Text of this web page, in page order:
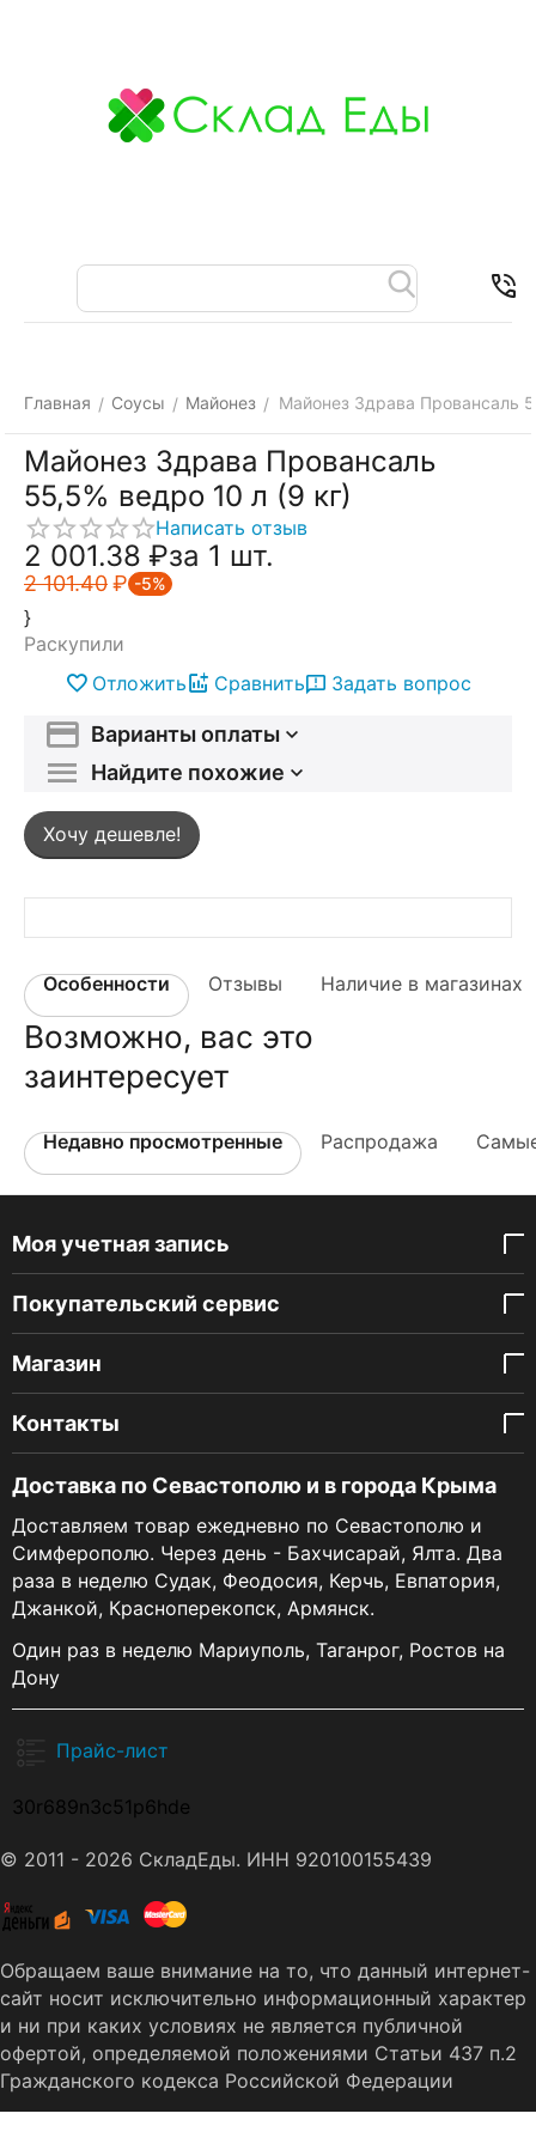
Главная / Соусы / Майонез / Майонез Здрава Провансаль
Майонез Здрава Провансаль
55,5% ведро 10 л (9 кг)
Написать отзыв
2 001.38 ₽за 1 шт.
2 101.40₽ -5%
}
Раскупили
Отложить
Сравнить Задать вопрос
Варианты оплаты
Найдите похожие
Хочу дешевле!
Особенности Отзывы Наличие в магазинах
Возможно, вас это
заинтересует
Недавно просмотренные Распродажа
Моя учетная запись
Покупательский сервис
Магазин
Контакты
Доставка по Севастополю и в города Крыма
Доставляем товар ежедневно по Севастополю и
Симферополю. Через день - Бахчисарай, Ялта. Два
раза в неделю Судак, Феодосия, Керчь, Евпатория,
Джанкой, Красноперекопск, Армянск.
Один раз в неделю Мариуполь, Таганрог, Ростов на
Дону
Прайс-лист
30r689n3c51p6hde
© 2011 - 2026 СкладЕды. ИНН 920100155439
Обращаем ваше внимание на то, что данный интернет-
сайт носит исключительно информационный характер
и ни при каких условиях не является публичной
офертой, определяемой положениями Статьи 437 п.2
Гражданского кодекса Российской Федерации